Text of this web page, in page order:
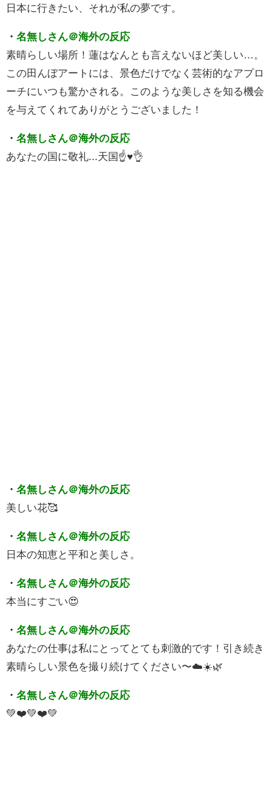
日本に行きたい、それが私の夢です。
・ 名無しさん＠海外の反応
素晴らしい場所！蓮はなんとも言えないほど美しい…。
この田んぼアートには、景色だけでなく芸術的なアプロ
ーチにいつも驚かされる。このような美しさを知る機会
を与えてくれてありがとうございました！
・ 名無しさん＠海外の反応
あなたの国に敬礼...天国☝️♥️👌
・ 名無しさん＠海外の反応
美しい花🥰
・ 名無しさん＠海外の反応
日本の知恵と平和と美しさ。
・ 名無しさん＠海外の反応
本当にすごい😍
・ 名無しさん＠海外の反応
あなたの仕事は私にとってとても刺激的です！引き続き
素晴らしい景色を撮り続けてください〜☁️☀️🌿
・ 名無しさん＠海外の反応
💚❤️💚❤️💚